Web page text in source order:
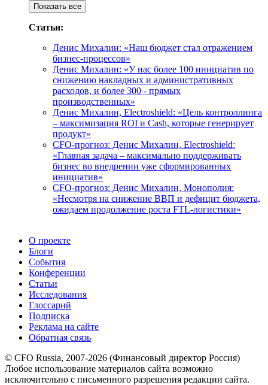
Показать все
Статьи:
Денис Михалин: «Наш бюджет стал отражением
бизнес-процессов»
Денис Михалин: «У нас более 100 инициатив по
снижению накладных и административных
расходов, и более 300 - прямых
производственных»
Денис Михалин, Electroshield: «Цель контроллинга
– максимизация ROI и Cash, которые генерирует
продукт»
CFO-прогноз: Денис Михалин, Electroshield:
«Главная задача – максимально поддерживать
бизнес во внедрении уже сформированных
инициатив»
CFO-прогноз: Денис Михалин, Монополия:
«Несмотря на снижение ВВП и дефицит бюджета,
ожидаем продолжение роста FTL-логистики»
О проекте
Блоги
События
Конференции
Статьи
Исследования
Глоссарий
Подписка
Реклама на сайте
Обратная связь
© CFO Russia, 2007-2026 (Финансовый директор Россия)
Любое использование материалов сайта возможно
исключительно с письменного разрешения редакции сайта.